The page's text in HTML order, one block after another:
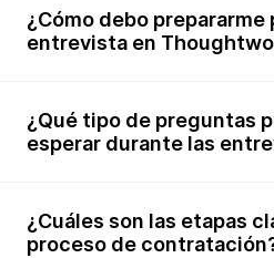
¿Cómo debo prepararme
entrevista en
¿Qué tipo de preguntas
esperar durante las
¿Cuáles son las etapas
proceso de